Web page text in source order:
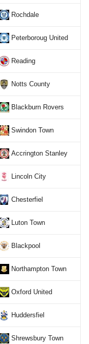
Rochdale
Peterboroug United
Reading
Notts County
Blackburn Rovers
Swindon Town
Accrington Stanley
Lincoln City
Chesterfiel
Luton Town
Blackpool
Northampton Town
Oxford United
Huddersfiel
Shrewsbury Town